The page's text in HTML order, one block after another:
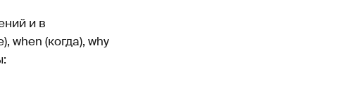
и в
when (когда), why